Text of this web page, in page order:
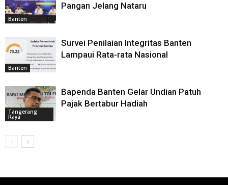
Banten
Pangan Jelang Nataru
Banten
Survei Penilaian Integritas Banten
Lampaui Rata-rata Nasional
Tangerang
Raya
Bapenda Banten Gelar Undian Patuh
Pajak Bertabur Hadiah